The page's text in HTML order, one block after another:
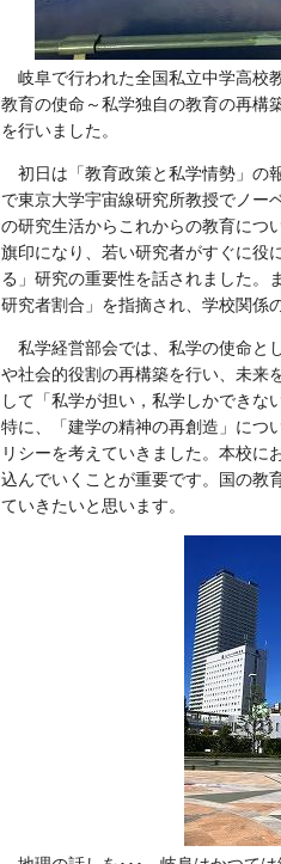
岐阜で行われた全国私立中学高校
教育の使命～私学独自の教育の再構
を行いました。
初日は「教育政策と私学情勢」の
で東京大学宇宙線研究所教授でノー
の研究生活からこれからの教育につ
旗印になり、若い研究者がすぐに役
る」研究の重要性を話されました。
研究者割合」を指摘され、学校関係
私学経営部会では、私学の使命と
や社会的役割の再構築を行い、未来
して「私学が担い，私学しかできな
特に、「建学の精神の再創造」につ
リシーを考えていきました。本校に
込んでいくことが重要です。国の教
ていきたいと思います。